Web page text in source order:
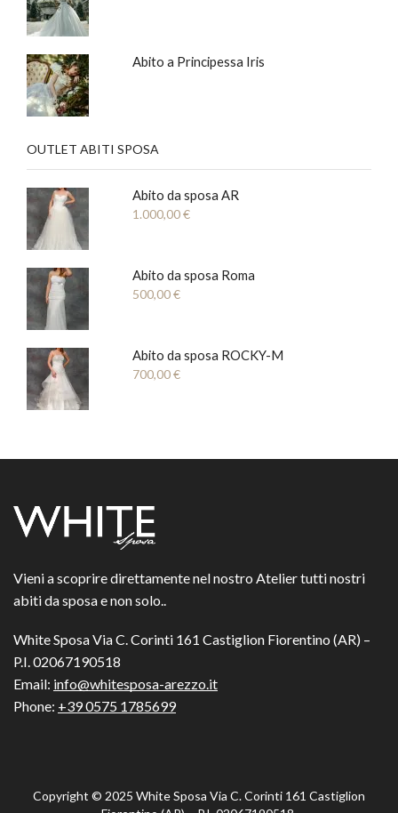
Abito a Principessa Iris
OUTLET ABITI SPOSA
Abito da sposa AR
1.000,00€
Abito da sposa Roma
500,00€
Abito da sposa ROCKY-M
700,00€
Vieni a scoprire direttamente nel nostro Atelier tutti nostri
abiti da sposa e non solo..
White Sposa Via C. Corinti 161 Castiglion Fiorentino (AR) –
P.I. 02067190518
Email: info@whitesposa-arezzo.it
Phone: +39 0575 1785699
Copyright © 2025 White Sposa Via C. Corinti 161 Castiglion